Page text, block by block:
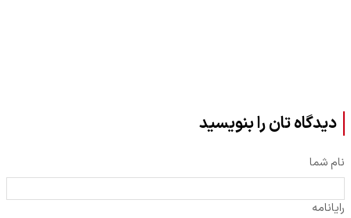
دیدگاه تان را بنویسید
نام شما
رایانامه